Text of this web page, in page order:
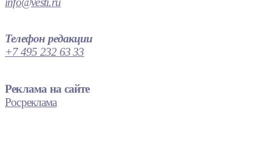
Телефон редакции
+7 495 232 63 33
Реклама на сайте
Росреклама